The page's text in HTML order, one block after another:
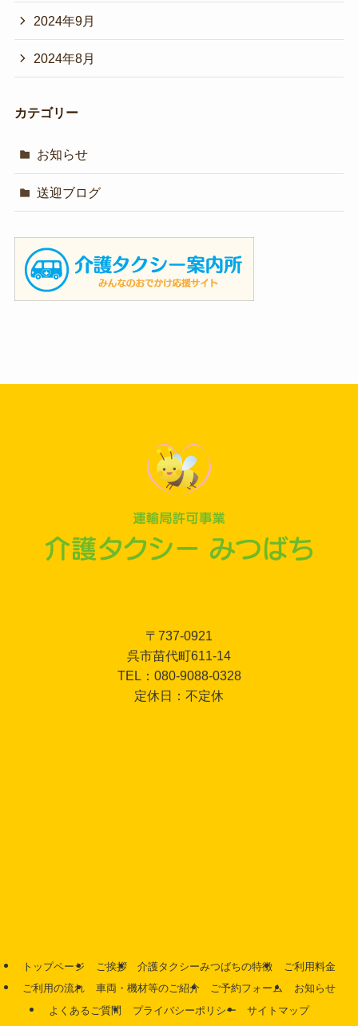
2024年9月
2024年8月
カテゴリー
お知らせ
送迎ブログ
〒737-0921
呉市苗代町611-14
TEL：080-9088-0328
定休日：不定休
トップページ ご挨拶 介護タクシーみつばちの特徴
ご利用料金
ご利用の流れ
車両・機材等のご紹介 ご予約フォーム
お知らせ
よくあるご質問
プライバシーポリシー サイトマップ